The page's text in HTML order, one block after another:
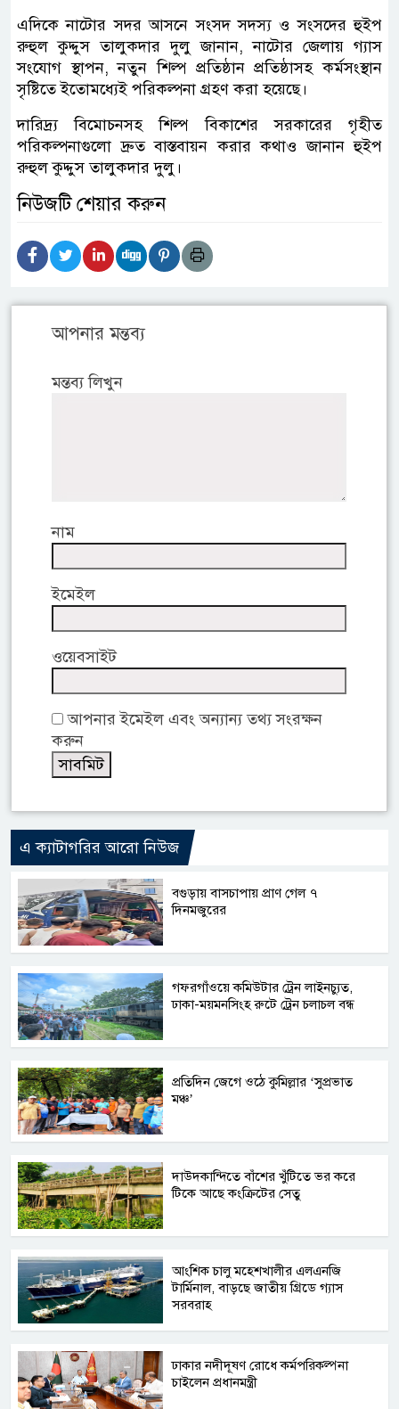
এদিকে নাটোর সদর আসনে সংসদ সদস্য ও সংসদের হুইপ
রুহুল কুদ্দুস তালুকদার দুলু জানান, নাটোর জেলায় গ্যাস
সংযোগ স্থাপন, নতুন শিল্প প্রতিষ্ঠান প্রতিষ্ঠাসহ কর্মসংস্থান
সৃষ্টিতে ইতোমধ্যেই পরিকল্পনা গ্রহণ করা হয়েছে।
দারিদ্র্য বিমোচনসহ শিল্প বিকাশের সরকারের গৃহীত
পরিকল্পনাগুলো দ্রুত বাস্তবায়ন করার কথাও জানান হুইপ
রুহুল কুদ্দুস তালুকদার দুলু।
নিউজটি শেয়ার করুন
আপনার মন্তব্য
মন্তব্য লিখুন
নাম
ইমেইল
ওয়েবসাইট
আপনার ইমেইল এবং অন্যান্য তথ্য সংরক্ষন
করুন
এ ক্যাটাগরির আরো নিউজ
বগুড়ায় বাসচাপায় প্রাণ গেল ৭
দিনমজুরের
গফরগাঁওয়ে কমিউটার ট্রেন লাইনচ্যুত,
ঢাকা-ময়মনসিংহ রুটে ট্রেন চলাচল বন্ধ
প্রতিদিন জেগে ওঠে কুমিল্লার ‘সুপ্রভাত
মঞ্চ’
দাউদকান্দিতে বাঁশের খুঁটিতে ভর করে
টিকে আছে কংক্রিটের সেতু
আংশিক চালু মহেশখালীর এলএনজি
টার্মিনাল, বাড়ছে জাতীয় গ্রিডে গ্যাস
সরবরাহ
ঢাকার নদীদূষণ রোধে কর্মপরিকল্পনা
চাইলেন প্রধানমন্ত্রী